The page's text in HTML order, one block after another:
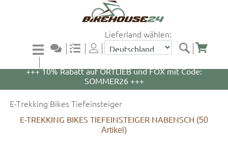
Lieferland wählen:
+++ 5% Rabatt auf WOOM Bikes und Zubehör mit
+++ 10% Rabatt auf ORTLIEB und FOX mit Code:
SOMMER26 +++
E-Trekking Bikes Tiefeinsteiger
E-TREKKING BIKES TIEFEINSTEIGER NABENSCH (50
Artikel)